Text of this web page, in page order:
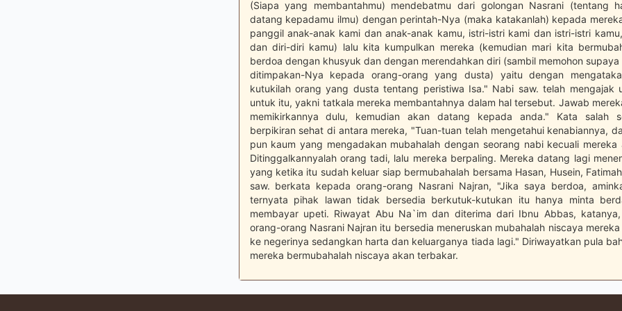
(Siapa yang membantahmu) mendebatmu dari golongan Nasrani (tentang
datang kepadamu ilmu) dengan perintah-Nya (maka katakanlah) kepada
panggil anak-anak kami dan anak-anak kamu, istri-istri kami dan istri-istri
dan diri-diri kamu) lalu kita kumpulkan mereka (kemudian mari kita
berdoa dengan khusyuk dan dengan merendahkan diri (sambil memohon
ditimpakan-Nya kepada orang-orang yang dusta) yaitu dengan
kutukilah orang yang dusta tentang peristiwa Isa." Nabi saw. telah mengajak
untuk itu, yakni tatkala mereka membantahnya dalam hal tersebut. Jawab
memikirkannya dulu, kemudian akan datang kepada anda." Kata salah
berpikiran sehat di antara mereka, "Tuan-tuan telah mengetahui kenabiannya,
pun kaum yang mengadakan mubahalah dengan seorang nabi kecuali mereka
Ditinggalkannyalah orang tadi, lalu mereka berpaling. Mereka datang lagi
yang ketika itu sudah keluar siap bermubahalah bersama Hasan, Husein,
saw. berkata kepada orang-orang Nasrani Najran, "Jika saya berdoa,
ternyata pihak lawan tidak bersedia berkutuk-kutukan itu hanya minta
membayar upeti. Riwayat Abu Na`im dan diterima dari Ibnu Abbas,
orang-orang Nasrani Najran itu bersedia meneruskan mubahalah niscaya
ke negerinya sedangkan harta dan keluarganya tiada lagi." Diriwayatkan pula
mereka bermubahalah niscaya akan terbakar.